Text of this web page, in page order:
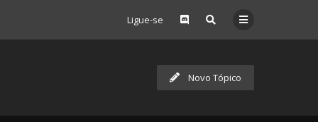
Ligue-se
Novo Tópico